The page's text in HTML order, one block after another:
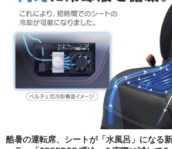
酷暑の運転席、シートが「水風呂」になる